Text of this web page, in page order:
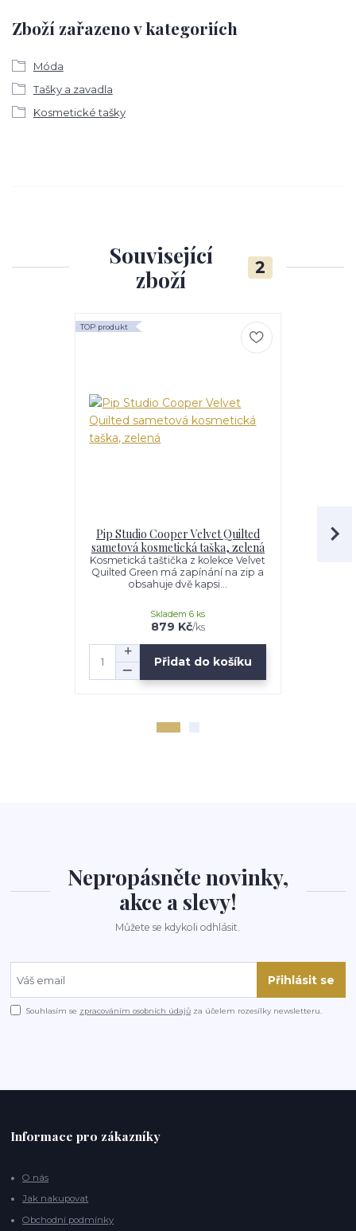
Zboží zařazeno v kategoriích
Móda
Tašky a zavadla
Kosmetické tašky
Související
zboží
2
TOP produkt
Pip Studio Cooper Velvet Quilted
sametová kosmetická taška, zelená
Kosmetická taštička z kolekce Velvet
Quilted Green má zapínání na zip a
obsahuje dvě kapsi...
879 Kč/ks
Skladem 6 ks
Přidat do košíku
Pip
Nepropásněte novinky,
akce a slevy!
Můžete se kdykoli odhlásit.
Přihlásit se
Souhlasím se zpracováním osobních údajů za účelem rozesílky newsletteru.
Informace pro zákazníky
O nás
Jak nakupovat
Obchodní podmínky